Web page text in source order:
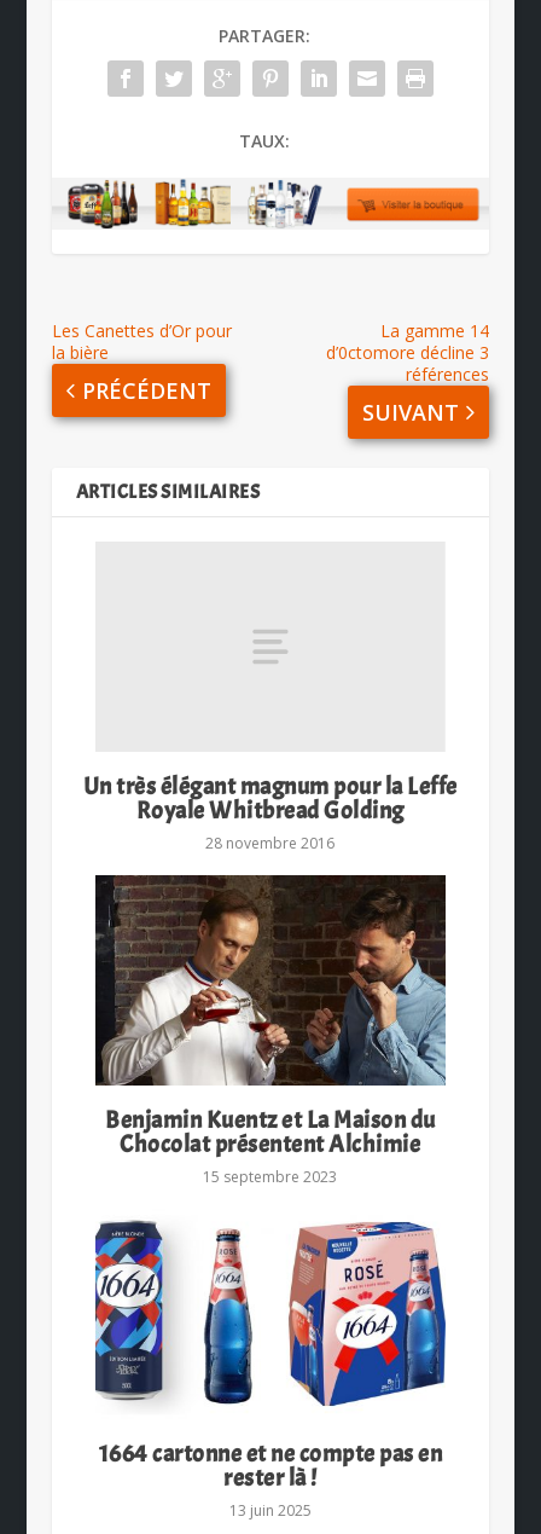
PARTAGER:
TAUX:
Les Canettes d’Or pour
la bière
PRÉCÉDENT
La gamme 14
d’0ctomore décline 3
références
SUIVANT
ARTICLES SIMILAIRES
Un très élégant magnum pour la Leffe
Royale Whitbread Golding
28 novembre 2016
Benjamin Kuentz et La Maison du
Chocolat présentent Alchimie
15 septembre 2023
1664 cartonne et ne compte pas en
rester là !
13 juin 2025